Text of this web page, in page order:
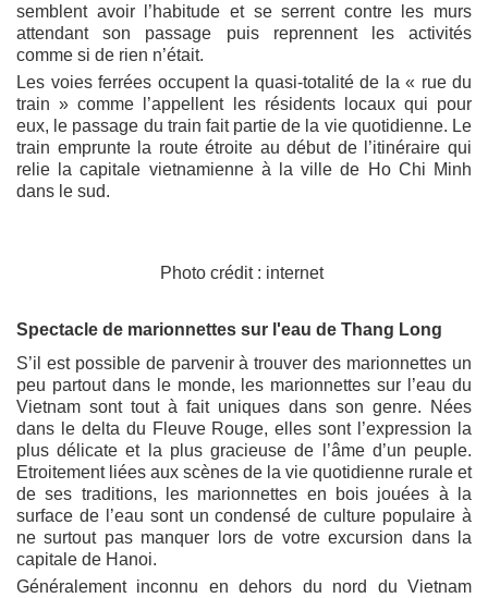
semblent avoir l’habitude et se serrent contre les murs
attendant son passage puis reprennent les activités
comme si de rien n’était.
Les voies ferrées occupent la quasi-totalité de la « rue du
train » comme l’appellent les résidents locaux qui pour
eux, le passage du train fait partie de la vie quotidienne. Le
train emprunte la route étroite au début de l’itinéraire qui
relie la capitale vietnamienne à la ville de Ho Chi Minh
dans le sud.
Photo crédit : internet
Spectacle de marionnettes sur l'eau de Thang Long
S’il est possible de parvenir à trouver des marionnettes un
peu partout dans le monde, les marionnettes sur l’eau du
Vietnam sont tout à fait uniques dans son genre. Nées
dans le delta du Fleuve Rouge, elles sont l’expression la
plus délicate et la plus gracieuse de l’âme d’un peuple.
Etroitement liées aux scènes de la vie quotidienne rurale et
de ses traditions, les marionnettes en bois jouées à la
surface de l’eau sont un condensé de culture populaire à
ne surtout pas manquer lors de votre excursion dans la
capitale de Hanoi.
Généralement inconnu en dehors du nord du Vietnam